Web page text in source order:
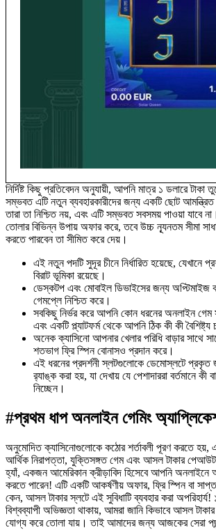
নির্দিষ্ট কিছু প্রতিবেদন অনুযায়ী, আপনি মাত্র ১ ডলারে টাকা
সম্ভবত এটি নতুন ব্যবহারকারীদের জন্য একটি ছোট
তারা তা নিশ্চিত নয়, এবং এটি সম্ভবত সবসময় পাওয়া যাবে
তোলার বিভিন্ন উপায় অফার করে, তবে উচ্চ ন্যূনতম সীমা
করতে পারবেন তা সীমিত করে দেয়।
এই নতুন পদটি সুদূর চীনে নির্ধারিত হয়েছে, যেখানে
বিরাট ভূমিকা রয়েছে।
ডেস্কটপ এবং মোবাইল ডিভাইসের জন্য অপ্টিমাইজ
গেমপ্লে নিশ্চিত করে।
সবকিছু নির্ভর করে আপনি কোন ধরনের অনলাইন গেম
এবং একটি প্ল্যাটফর্ম থেকে আপনি ঠিক কী কী
অনেক ক্যাসিনো আপনার খেলার পরিধি বাড়ার সাথে
শতভাগ ফ্রি স্পিন বোনাসও প্রদান করে।
এই ধরনের প্রদর্শনী স্লটগুলোকে ডেমোস্লটে প্রকৃত
র‍্যাঙ্ক করা হয়, যা দেখায় যে পেশাদাররা বর্তমানে কী
নিচ্ছেন।
#প্রথম ধাপ অনলাইন গেমিং
অনুমোদিত ক্যাসিনোগুলোকে কঠোর শর্তাবলী পূরণ করতে হয়,
আর্থিক নিরাপত্তা, যুক্তিসঙ্গত গেম এবং আসল টাকার
হ্যাঁ, একজন আমেরিকান ক্রীড়াবিদ হিসেবে আপনি
করতে পারেন! এটি একটি আকর্ষণীয় অফার, ফ্রি স্পিন বা
কেন, আসল টাকার স্লটে এই সুবিধাটি ব্যবহার করা অপরিহার্য!
বিশ্বব্যাপী অভিজ্ঞতা থাকায়, আমরা জানি কিভাবে আসল
যোগ্য করে তোলা যায়। তাই আমাদের জন্য আজকের সেরা